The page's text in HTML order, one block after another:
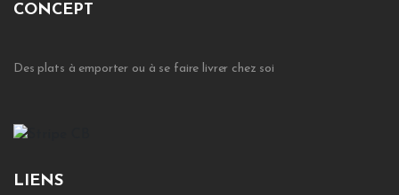
Quai des pecheurs 67000 Strasbourg
CONCEPT
Des plats à emporter ou à se faire livrer chez soi
LIENS